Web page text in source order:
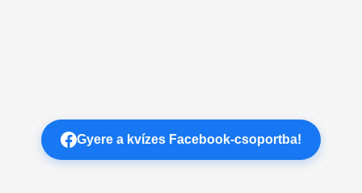
Gyere a kvízes Facebook-csoportba!